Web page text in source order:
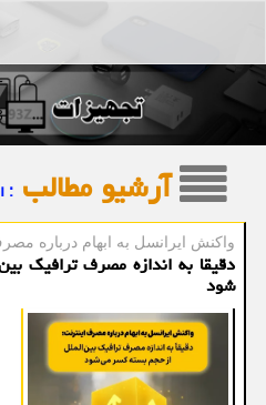
آرشیو مطالب :
واكنش ایرانسل به ابهام درباره
دقیقا به اندازه مصرف ترافیک
شود